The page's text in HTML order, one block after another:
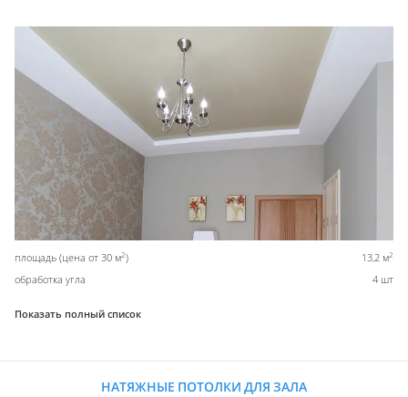
площадь (цена от 30 м2) 13,2 м2
обработка угла 4 шт
Показать полный список
НАТЯЖНЫЕ ПОТОЛКИ ДЛЯ ЗАЛА